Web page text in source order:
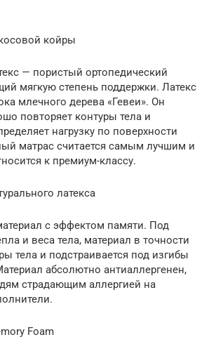
койры
— пористый ортопедический
мягкую степень поддержки. Латекс
млечного дерева «Гевеи». Он
повторяет контуры тела и
нагрузку по поверхности
матрас считается самым лучшим и
к премиум-классу.
латекса
с эффектом памяти. Под
и веса тела, материал в точности
тела и подстраивается под изгибы
абсолютно антиаллергенен,
страдающим аллергией на
Foam